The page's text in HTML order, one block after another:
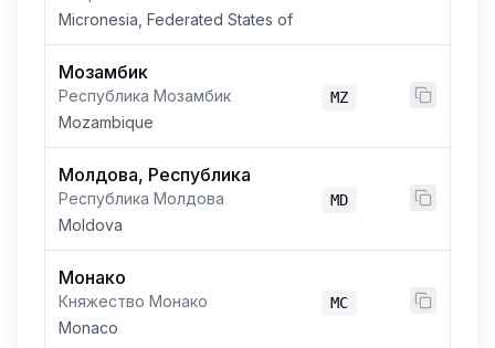
Micronesia, Federated States of
Мозамбик
Республика Мозамбик
Mozambique
MZ
Молдова, Республика
Республика Молдова
Moldova
MD
Монако
Княжество Монако
Monaco
MC